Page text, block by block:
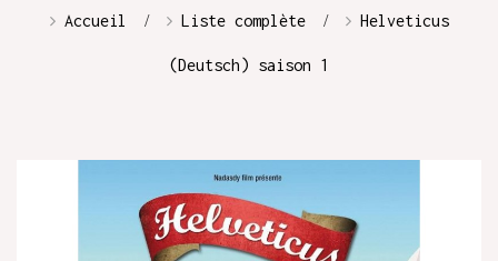
Accueil Liste complète Helveticus
(Deutsch) saison 1